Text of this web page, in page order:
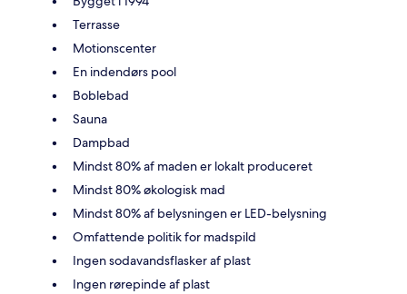
Terrasse
Motionscenter
En indendørs pool
Boblebad
Sauna
Dampbad
Mindst 80% af maden er lokalt produceret
Mindst 80% økologisk mad
Mindst 80% af belysningen er LED-belysning
Omfattende politik for madspild
Ingen sodavandsflasker af plast
Ingen rørepinde af plast